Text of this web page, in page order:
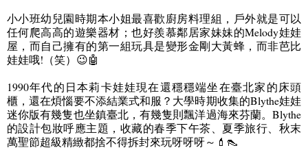
小小班幼兒園時期本小姐最喜歡廚房料理組，戶外就是可以
任何爬高高的遊樂器材；也好羨慕鄰居家妹妹的Melody娃娃
屋，而自己擁有的第一組玩具是變形金剛大黃蜂，而非芭比
娃娃哦! （笑） 😉🤖
1990年代的日本莉卡娃娃現在還穩穩端坐在臺北家的床頭
櫃，還在煩惱要不添結業式和服？大學時期收集的Blythe娃娃
迷你版有幾隻也坐鎮臺北，有幾隻則飄洋過海來芬蘭。 Blythe
的設計包妝呼應主題，收藏的春季下午茶、夏季旅行、秋末
萬聖節超級精緻都捨不得拆封來玩呀呀呀～ 💄👠